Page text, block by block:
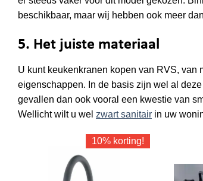
beschikbaar, maar wij hebben ook meer
5. Het juiste materiaal
U kunt keukenkranen kopen van RVS, van
eigenschappen. In de basis zijn wel al
gevallen dan ook vooral een kwestie van
Wellicht wilt u wel zwart sanitair in uw
10% korting!